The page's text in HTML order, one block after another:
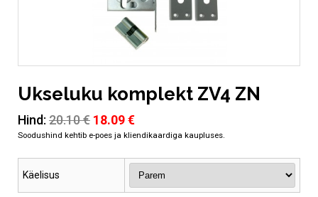
Ukseluku komplekt ZV4 ZN
Hind: 20.10€ Algne
hind
oli:
18.09€Current
price
is:
18.09 €.
Käelisus